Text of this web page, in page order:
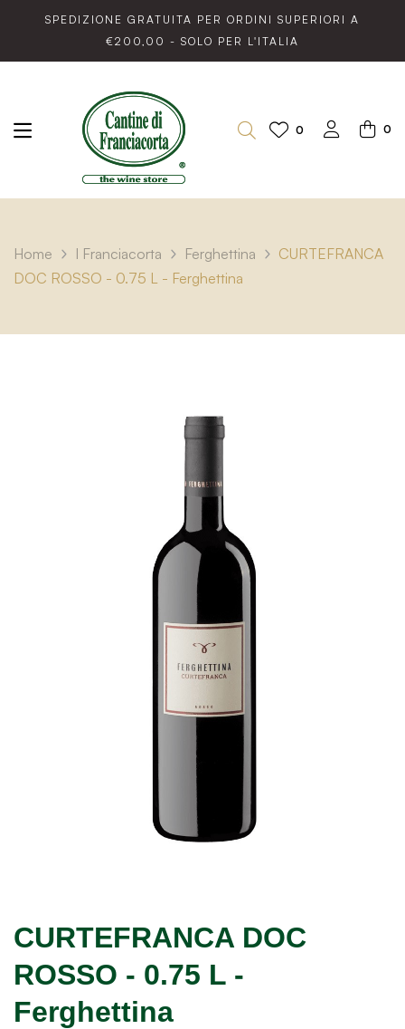
SPEDIZIONE GRATUITA PER ORDINI SUPERIORI A
€200,00 - SOLO PER L'ITALIA
0 0
Home I Franciacorta Ferghettina
CURTEFRANCA
DOC ROSSO - 0.75 L - Ferghettina
CURTEFRANCA DOC
ROSSO - 0.75 L -
Ferghettina